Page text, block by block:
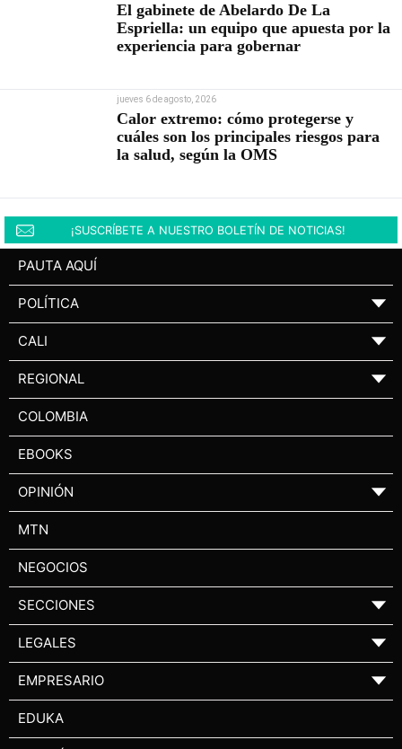
El gabinete de Abelardo De La
Espriella: un equipo que apuesta por la
experiencia para gobernar
jueves 6 de agosto, 2026
Calor extremo: cómo protegerse y
cuáles son los principales riesgos para
la salud, según la OMS
¡SUSCRÍBETE A NUESTRO BOLETÍN DE NOTICIAS!
PAUTA AQUÍ
POLÍTICA ▼
CALI ▼
REGIONAL ▼
COLOMBIA
EBOOKS
OPINIÓN ▼
MTN
NEGOCIOS
SECCIONES ▼
LEGALES ▼
EMPRESARIO ▼
EDUKA